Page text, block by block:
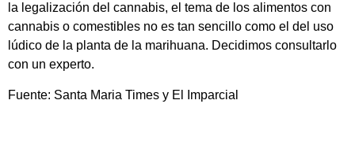
la legalización del cannabis, el tema de los alimentos con
cannabis o comestibles no es tan sencillo como el del uso
lúdico de la planta de la marihuana. Decidimos consultarlo
con un experto.
Fuente: Santa Maria Times y El Imparcial